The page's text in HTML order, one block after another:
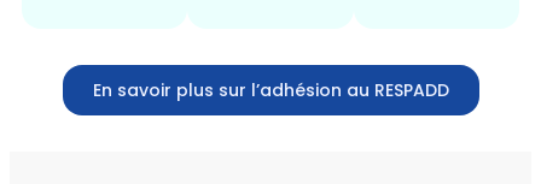
En savoir plus sur l’adhésion au RESPADD